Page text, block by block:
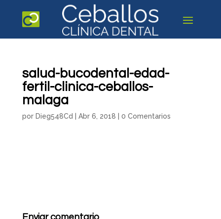
salud-bucodental-edad-
fertil-clinica-ceballos-
malaga
por Dieg548Cd Abr 6, 2018 0 Comentarios
Enviar comentario